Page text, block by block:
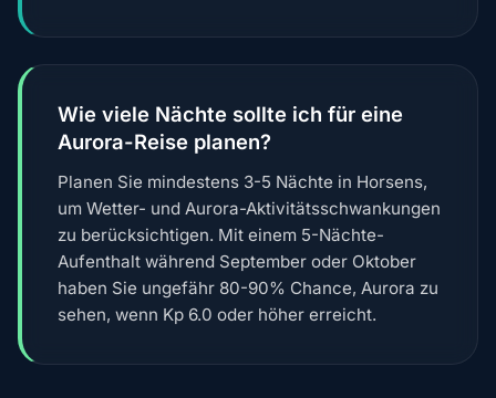
Wie viele Nächte sollte ich für eine
Aurora-Reise planen?
Planen Sie mindestens 3-5 Nächte in Horsens,
um Wetter- und Aurora-Aktivitätsschwankungen
zu berücksichtigen. Mit einem 5-Nächte-
Aufenthalt während September oder Oktober
haben Sie ungefähr 80-90% Chance, Aurora zu
sehen, wenn Kp 6.0 oder höher erreicht.